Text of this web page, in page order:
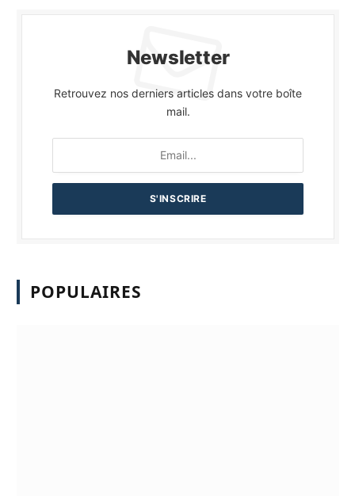
Newsletter
Retrouvez nos derniers articles dans votre boîte
mail.
POPULAIRES